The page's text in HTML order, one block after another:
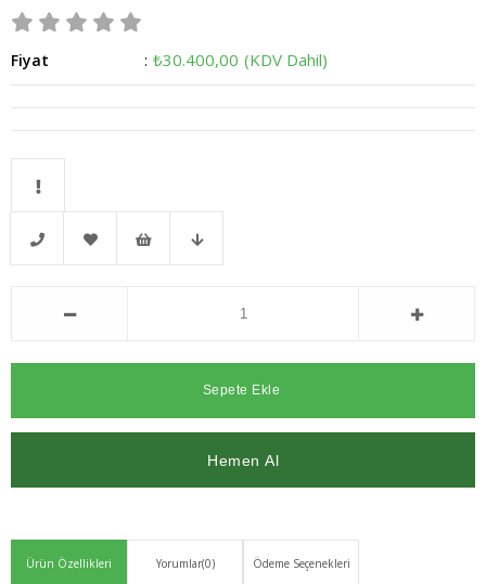
Fiyat : ₺30.400,00 (KDV Dahil)
Kritik
Ürün Özellikleri Yorumlar(0) Ödeme Seçenekleri